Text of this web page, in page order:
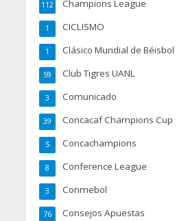
Champions League
112
CICLISMO
1
Clásico Mundial de Béisbol
1
Club Tigres UANL
59
Comunicado
3
Concacaf Champions Cup
39
Concachampions
5
Conference League
8
Conmebol
3
Consejos Apuestas
76